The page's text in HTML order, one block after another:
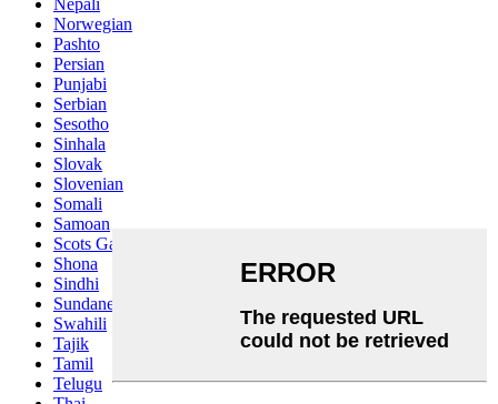
Nepali
Norwegian
Pashto
Persian
Punjabi
Serbian
Sesotho
Sinhala
Slovak
Slovenian
Somali
Samoan
Scots Gaelic
Shona
Sindhi
Sundanese
Swahili
Tajik
Tamil
Telugu